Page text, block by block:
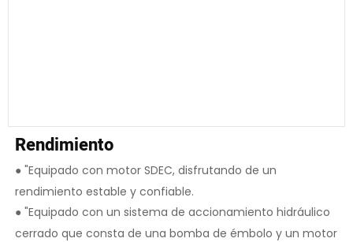
Rendimiento
● "Equipado con motor SDEC, disfrutando de un
rendimiento estable y confiable.
● "Equipado con un sistema de accionamiento hidráulico
cerrado que consta de una bomba de émbolo y un motor